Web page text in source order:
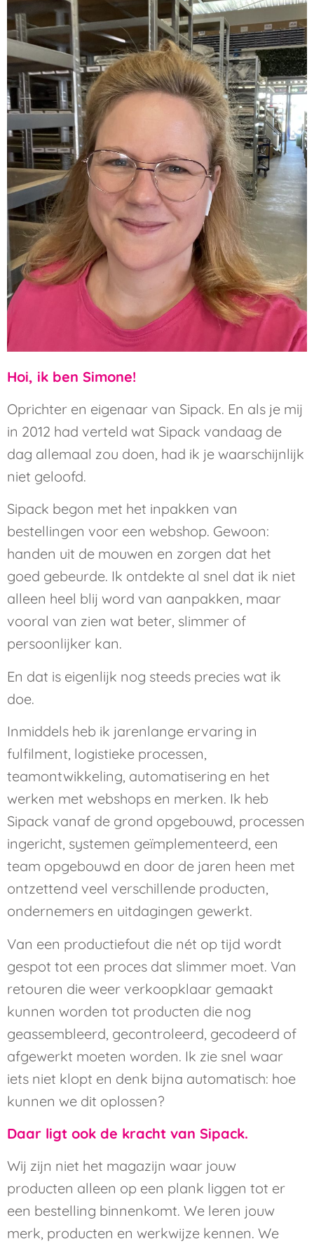
Hoi, ik ben Simone!
Oprichter en eigenaar van Sipack. En als je mij
in 2012 had verteld wat Sipack vandaag de
dag allemaal zou doen, had ik je waarschijnlijk
niet geloofd.
Sipack begon met het inpakken van
bestellingen voor een webshop. Gewoon:
handen uit de mouwen en zorgen dat het
goed gebeurde. Ik ontdekte al snel dat ik niet
alleen heel blij word van aanpakken, maar
vooral van zien wat beter, slimmer of
persoonlijker kan.
En dat is eigenlijk nog steeds precies wat ik
doe.
Inmiddels heb ik jarenlange ervaring in
fulfilment, logistieke processen,
teamontwikkeling, automatisering en het
werken met webshops en merken. Ik heb
Sipack vanaf de grond opgebouwd, processen
ingericht, systemen geïmplementeerd, een
team opgebouwd en door de jaren heen met
ontzettend veel verschillende producten,
ondernemers en uitdagingen gewerkt.
Van een productiefout die nét op tijd wordt
gespot tot een proces dat slimmer moet. Van
retouren die weer verkoopklaar gemaakt
kunnen worden tot producten die nog
geassembleerd, gecontroleerd, gecodeerd of
afgewerkt moeten worden. Ik zie snel waar
iets niet klopt en denk bijna automatisch: hoe
kunnen we dit oplossen?
Daar ligt ook de kracht van Sipack.
Wij zijn niet het magazijn waar jouw
producten alleen op een plank liggen tot er
een bestelling binnenkomt. We leren jouw
merk, producten en werkwijze kennen. We